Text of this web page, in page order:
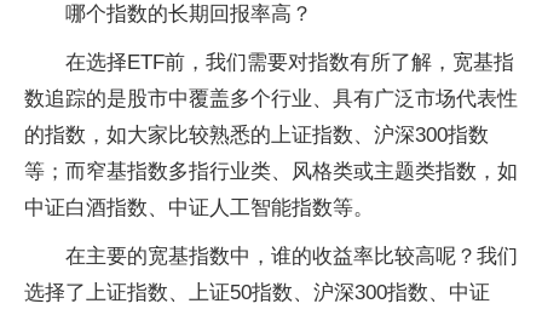
哪个指数的长期回报率高？
在选择ETF前，我们需要对指数有所了解，宽基指
数追踪的是股市中覆盖多个行业、具有广泛市场代表性
的指数，如大家比较熟悉的上证指数、沪深300指数
等；而窄基指数多指行业类、风格类或主题类指数，如
中证白酒指数、中证人工智能指数等。
在主要的宽基指数中，谁的收益率比较高呢？我们
选择了上证指数、上证50指数、沪深300指数、中证